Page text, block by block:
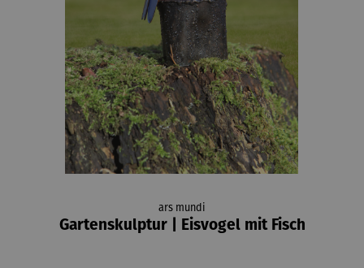
ars mundi
Gartenskulptur | Eisvogel mit Fisch